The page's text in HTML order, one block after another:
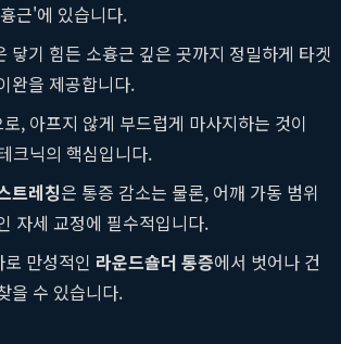
근'에 있습니다.
닿기 힘든 소흉근 깊은 곳까지 정밀하게 타겟
완을 제공합니다.
, 아프지 않게 부드럽게 마사지하는 것이
크닉의 핵심입니다.
트레칭은 통증 감소는 물론, 어깨 가동 범위
자세 교정에 필수적입니다.
만성적인 라운드숄더 통증에서 벗어나 건
을 수 있습니다.